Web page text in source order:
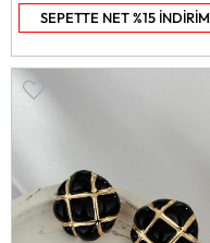
SEPETTE NET %15 İNDİRİM